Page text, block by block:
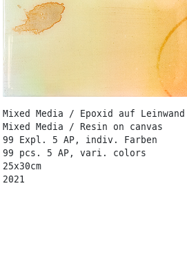
Mixed Media / Epoxid auf Leinwand
Mixed Media / Resin on canvas
99 Expl. 5 AP, indiv. Farben
99 pcs. 5 AP, vari. colors
25x30cm
2021